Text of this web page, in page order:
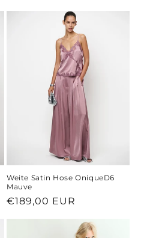
Weite Satin Hose OniqueD6
Mauve
Normaler
€189,00 EUR